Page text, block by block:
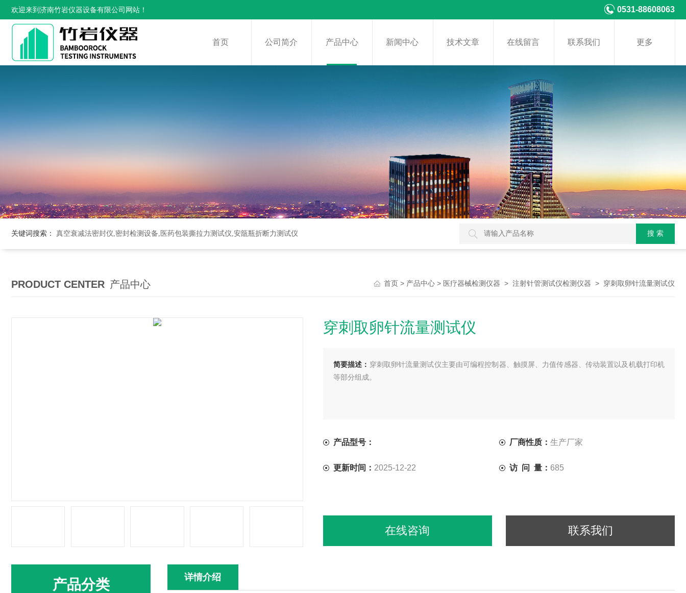
欢迎来到济南竹岩仪器设备有限公司网站！ 0531-88608063
首页 公司简介 产品中心 新闻中心 技术文章 在线留言 联系我们 更多
关键词搜索： 真空衰减法密封仪,密封检测设备,医药包装撕拉力测试仪,安瓿瓶折断力测试仪
PRODUCT CENTER 产品中心 首页 > 产品中心 > 医疗器械检测仪器 > 注射针管测试仪检测仪器 > 穿刺取卵针流量测试仪
穿刺取卵针流量测试仪
简要描述： 穿刺取卵针流量测试仪主要由可编程控制器、触摸屏、力值传感器、传动装置以及机载打印机
等部分组成。
产品型号： 厂商性质： 生产厂家
更新时间： 2025-12-22 访 问 量： 685
在线咨询 联系我们
详情介绍
产品分类